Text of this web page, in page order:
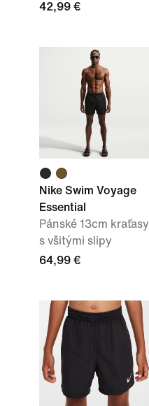
42,99 €
Nike Swim Voyage
Essential
Pánské 13cm kraťasy
s všitými slipy
64,99 €